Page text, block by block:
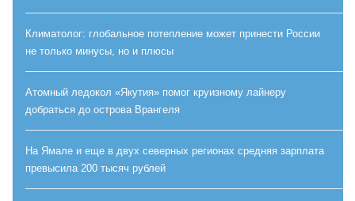
Климатолог: глобальное потепление может принести России
не только минусы, но и плюсы
Атомный ледокол «Якутия» помог круизному лайнеру
добраться до острова Врангеля
На Ямале и еще в двух северных регионах средняя зарплата
превысила 200 тысяч рублей